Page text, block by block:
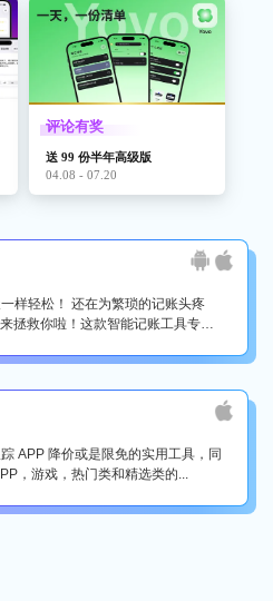
评论有奖
送 99 份半年高级版
04.08 - 07.20
样轻松！ 还在为繁琐的记账头疼
拯救你啦！这款智能记账工具专为
APP 降价或是限免的实用工具，同
，游戏，热门类和精选类的...